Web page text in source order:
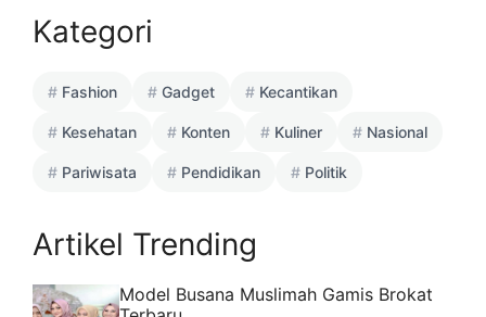
Kategori
Fashion Gadget Kecantikan
Kesehatan Konten Kuliner Nasional
Pariwisata Pendidikan Politik
Artikel Trending
Model Busana Muslimah Gamis Brokat